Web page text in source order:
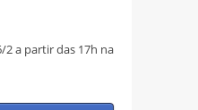
2 a partir das 17h na